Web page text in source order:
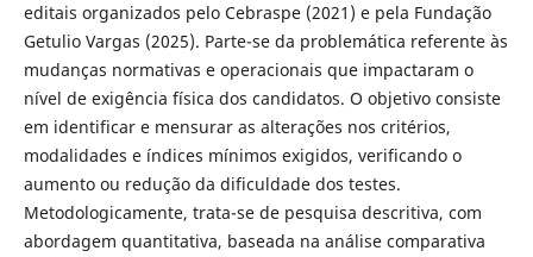
editais organizados pelo Cebraspe (2021) e pela Fundação
Getulio Vargas (2025). Parte-se da problemática referente às
mudanças normativas e operacionais que impactaram o
nível de exigência física dos candidatos. O objetivo consiste
em identificar e mensurar as alterações nos critérios,
modalidades e índices mínimos exigidos, verificando o
aumento ou redução da dificuldade dos testes.
Metodologicamente, trata-se de pesquisa descritiva, com
abordagem quantitativa, baseada na análise comparativa